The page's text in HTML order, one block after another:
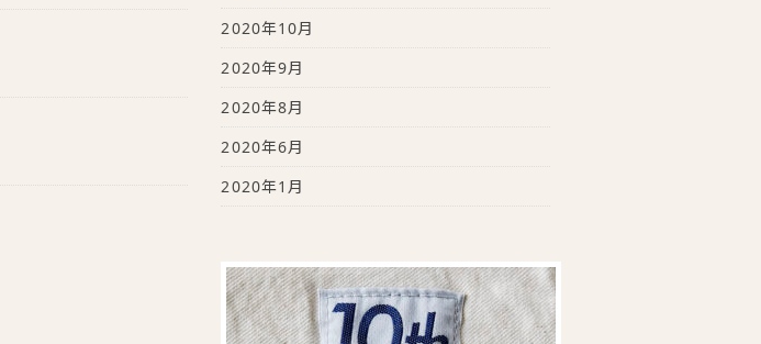
2020年10月
2020年9月
2020年8月
2020年6月
2020年1月